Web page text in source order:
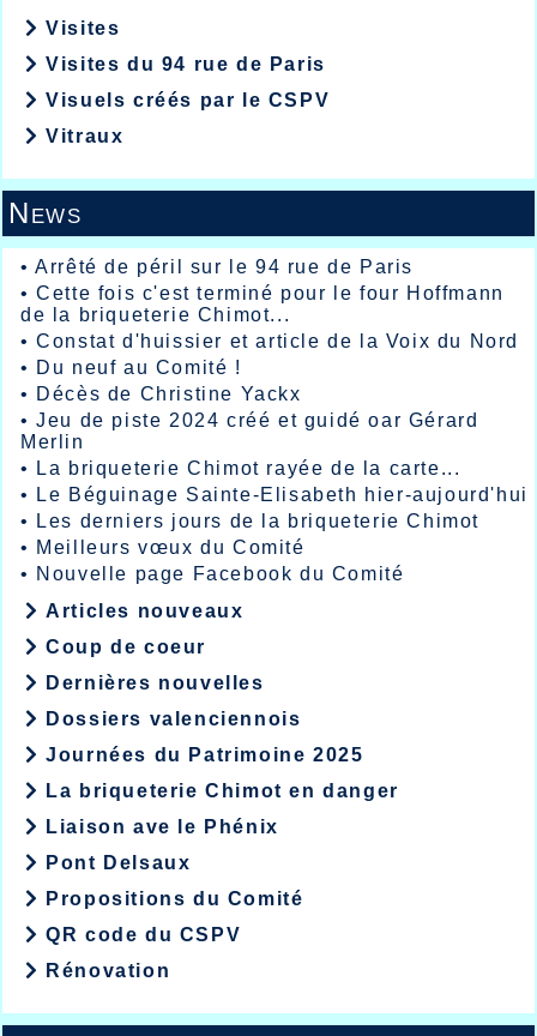
Visites
Visites du 94 rue de Paris
Visuels créés par le CSPV
Vitraux
News
•Arrêté de péril sur le 94 rue de Paris
•Cette fois c'est terminé pour le four Hoffmann
de la briqueterie Chimot...
•Constat d'huissier et article de la Voix du Nord
• Du neuf au Comité !
• Décès de Christine Yackx
•Jeu de piste 2024 créé et guidé oar Gérard
Merlin
•
La briqueterie Chimot rayée de la carte...
•
Le Béguinage Sainte-Elisabeth hier-aujourd'hui
•
Les derniers jours de la briqueterie Chimot
• Meilleurs vœux du Comité
• Nouvelle page Facebook du Comité
Articles nouveaux
Coup de coeur
Dernières nouvelles
Dossiers valenciennois
Journées du Patrimoine 2025
La briqueterie Chimot en danger
Liaison ave le Phénix
Pont Delsaux
Propositions du Comité
QR code du CSPV
Rénovation